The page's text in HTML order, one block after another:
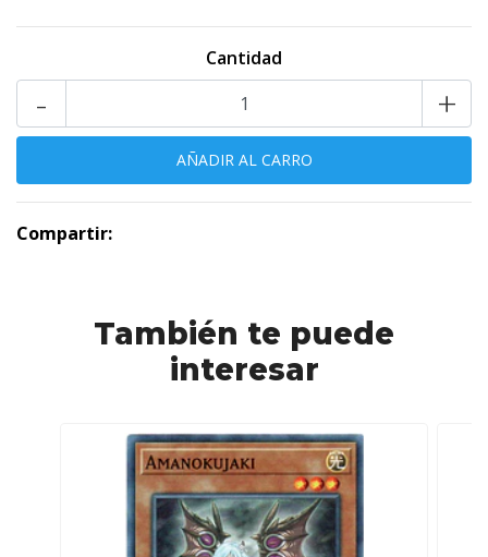
Cantidad
+
-
Compartir:
También te puede
interesar